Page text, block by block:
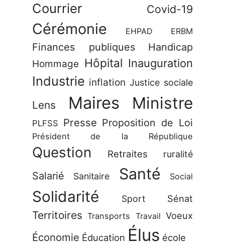
Courrier Covid-19
Cérémonie EHPAD ERBM
Finances publiques Handicap
Hommage Hôpital Inauguration
Industrie inflation Justice sociale
Lens Maires Ministre
PLFSS Presse Proposition de Loi
Président de la République
Question Retraites ruralité
Salarié Sanitaire Santé Social
Solidarité Sport Sénat
Territoires Transports Travail Voeux
Économie Éducation Élus école